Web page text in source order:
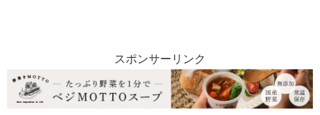
スポンサーリンク